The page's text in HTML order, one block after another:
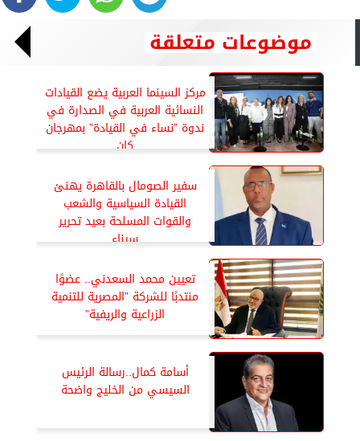
موضوعات متعلقة
مركز السينما العربية يضع القيادات
النسائية العربية في الصدارة في
ندوة ”نساء في القيادة” بمهرجان
كان
سفير الصومال بالقاهرة يهنئ
القيادة السياسية والشعب
والقوات المسلحة بعيد تحرير
سيناء
تعيين محمد السعدني.. عضوًا
منتدبًا للشركة ”المصرية للتنمية
الزراعية والريفية”
أسامة كمال..رسالة الرئيس
السيسي من الخليج واضحة